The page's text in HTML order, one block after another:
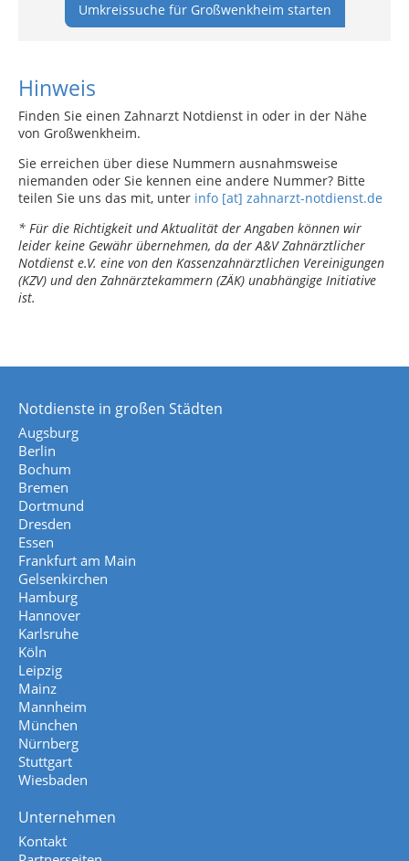
Umkreissuche für Großwenkheim starten
Hinweis
Finden Sie einen Zahnarzt Notdienst in oder in der Nähe
von Großwenkheim.
Sie erreichen über diese Nummern ausnahmsweise
niemanden oder Sie kennen eine andere Nummer? Bitte
teilen Sie uns das mit, unter info [at] zahnarzt-notdienst.de
* Für die Richtigkeit und Aktualität der Angaben können wir
leider keine Gewähr übernehmen, da der A&V Zahnärztlicher
Notdienst e.V. eine von den Kassenzahnärztlichen Vereinigungen
(KZV) und den Zahnärztekammern (ZÄK) unabhängige Initiative
ist.
Notdienste in großen Städten
Augsburg
Berlin
Bochum
Bremen
Dortmund
Dresden
Essen
Frankfurt am Main
Gelsenkirchen
Hamburg
Hannover
Karlsruhe
Köln
Leipzig
Mainz
Mannheim
München
Nürnberg
Stuttgart
Wiesbaden
Unternehmen
Kontakt